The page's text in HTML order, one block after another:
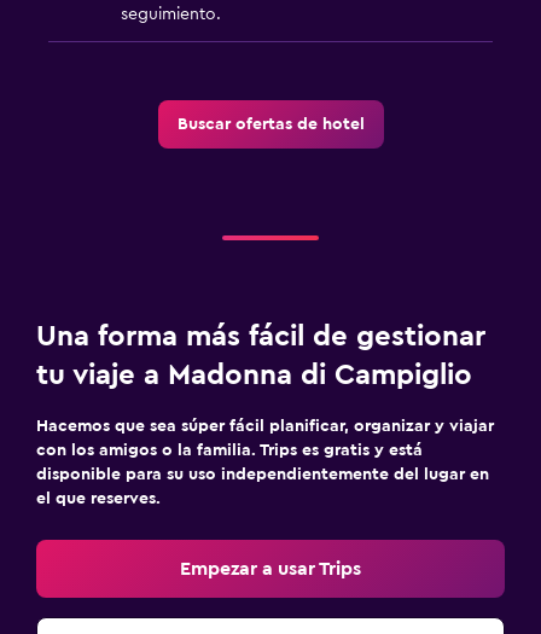
seguimiento.
Buscar ofertas de hotel
Una forma más fácil de gestionar
tu viaje a Madonna di Campiglio
Hacemos que sea súper fácil planificar, organizar y viajar
con los amigos o la familia. Trips es gratis y está
disponible para su uso independientemente del lugar en
el que reserves.
Empezar a usar Trips